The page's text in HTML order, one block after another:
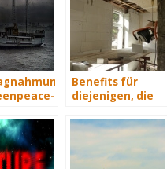
in
Benefits für
diejenigen, die
sanieren